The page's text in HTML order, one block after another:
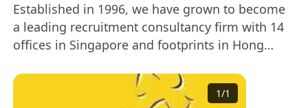
Established in 1996, we have grown to become
a leading recruitment consultancy firm with 14
offices in Singapore and footprints in Hong
significant year for us as we get listed on the
Singapore Stock Exchange.
1/1